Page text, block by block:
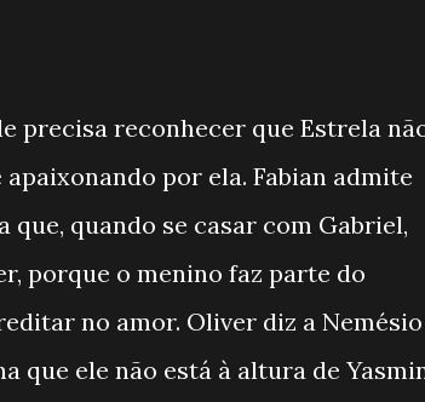
precisa reconhecer que Estrela
por ela. Fabian admite
que, quando se casar com Gabriel,
porque o menino faz parte do
no amor. Oliver diz a Nemésio
que ele não está à altura de